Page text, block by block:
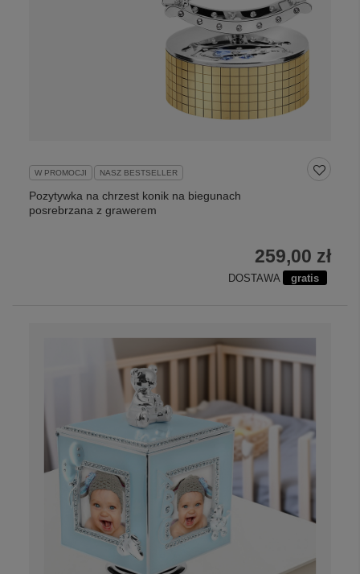
W PROMOCJI NASZ BESTSELLER
Pozytywka na chrzest konik na biegunach
posrebrzana z grawerem
259,00 zł
DOSTAWA gratis